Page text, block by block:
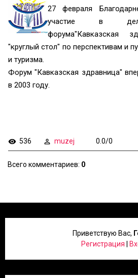
27 февраля
участие в
форума"Кавказская
"круглый стол" по перспективам и
и туризма.
Форум "Кавказская здравница"
в 2003 году.
536 muzej 0.0/0
Всего комментариев: 0
Приветствую Вас,
Регистрация